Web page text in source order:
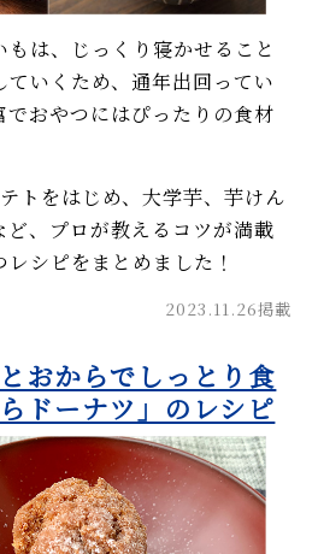
は、じっくり寝かせること
いくため、通年出回ってい
でおやつにはぴったりの食材
トをはじめ、大学芋、芋けん
ど、プロが教えるコツが満載
シピをまとめました！
2023.11.26掲載
おからでしっとり食
ドーナツ」のレシピ